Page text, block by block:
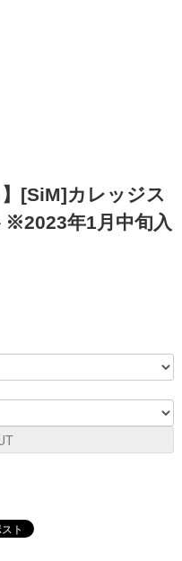
[SiM]カレッジス
年1月中旬入